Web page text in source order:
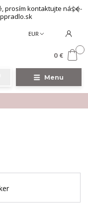
prosím kontaktujte nás e-
Menu
EUR
0 €